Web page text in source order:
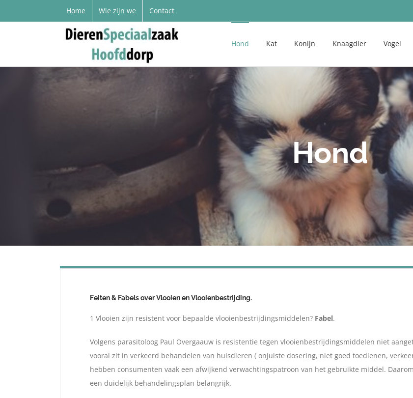
Home Wie zijn we Contact
Hond Kat Konijn Knaagdier Vogel
Hond
Feiten & Fabels over Vlooien en Vlooienbestrijding.
1 Vlooien zijn resistent voor bepaalde vlooienbestrijdingsmiddelen? Fabel.
Volgens parasitoloog Paul Overgaauw is resistentie tegen vlooienbestrijdingsmiddelen niet
vooral zit in verkeerd behandelen van huisdieren ( onjuiste dosering, niet goed toedienen,
hebben consumenten vaak een afwijkend verwachtingspatroon van het gebruikte middel.
een duidelijk behandelingsplan belangrijk.